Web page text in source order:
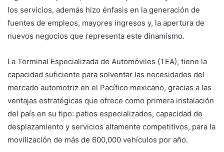
los servicios, además hizo énfasis en la generación de
fuentes de empleos, mayores ingresos y, la apertura de
nuevos negocios que representa este dinamismo.
La Terminal Especializada de Automóviles (TEA), tiene la
capacidad suficiente para solventar las necesidades del
mercado automotriz en el Pacífico mexicano, gracias a las
ventajas estratégicas que ofrece como primera instalación
del país en su tipo: patios especializados, capacidad de
desplazamiento y servicios altamente competitivos, para la
movilización de más de 600,000 vehículos por año.